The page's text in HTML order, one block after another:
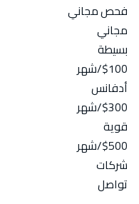
فحص مجاني
مجاني
بسيطة
$100/شهر
أدفانس
$300/شهر
قوية
$500/شهر
شركات
تواصل